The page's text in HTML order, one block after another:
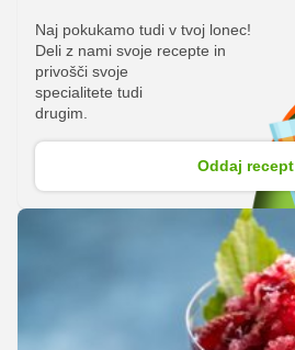
Naj pokukamo tudi v tvoj lonec!
Deli z nami svoje recepte in
privošči svoje
specialitete tudi
drugim.
Oddaj recept